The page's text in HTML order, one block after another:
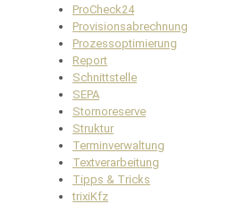
ProCheck24
Provisionsabrechnung
Prozessoptimierung
Report
Schnittstelle
SEPA
Stornoreserve
Struktur
Terminverwaltung
Textverarbeitung
Tipps & Tricks
trixiKfz